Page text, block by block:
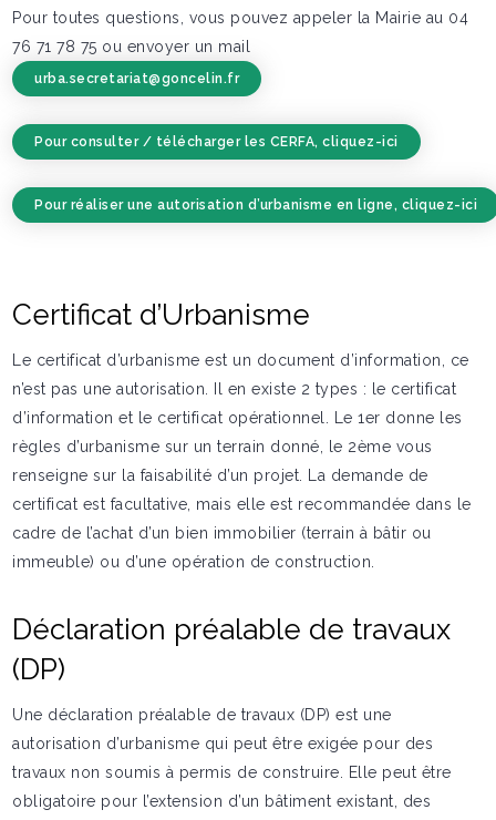
Pour toutes questions, vous pouvez appeler la Mairie au 04
76 71 78 75 ou envoyer un mail
urba.secretariat@goncelin.fr
Pour consulter / télécharger les CERFA, cliquez-ici
Pour réaliser une autorisation d’urbanisme en ligne, cliquez-ici
Certificat d’Urbanisme
Le certificat d’urbanisme est un document d’information, ce
n’est pas une autorisation. Il en existe 2 types : le certificat
d’information et le certificat opérationnel. Le 1er donne les
règles d’urbanisme sur un terrain donné, le 2ème vous
renseigne sur la faisabilité d’un projet. La demande de
certificat est facultative, mais elle est recommandée dans le
cadre de l’achat d’un bien immobilier (terrain à bâtir ou
immeuble) ou d’une opération de construction.
Déclaration préalable de travaux
(DP)
Une déclaration préalable de travaux (DP) est une
autorisation d’urbanisme qui peut être exigée pour des
travaux non soumis à permis de construire. Elle peut être
obligatoire pour l’extension d’un bâtiment existant, des